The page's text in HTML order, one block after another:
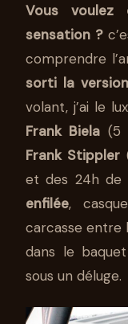
Vous
sensation ?
comprendre
sorti la
volant, j’ai le
Frank Biela(5
Frank Stippler
et des 24h de
enfilée,
carcasse entre
dans le
sous un déluge.